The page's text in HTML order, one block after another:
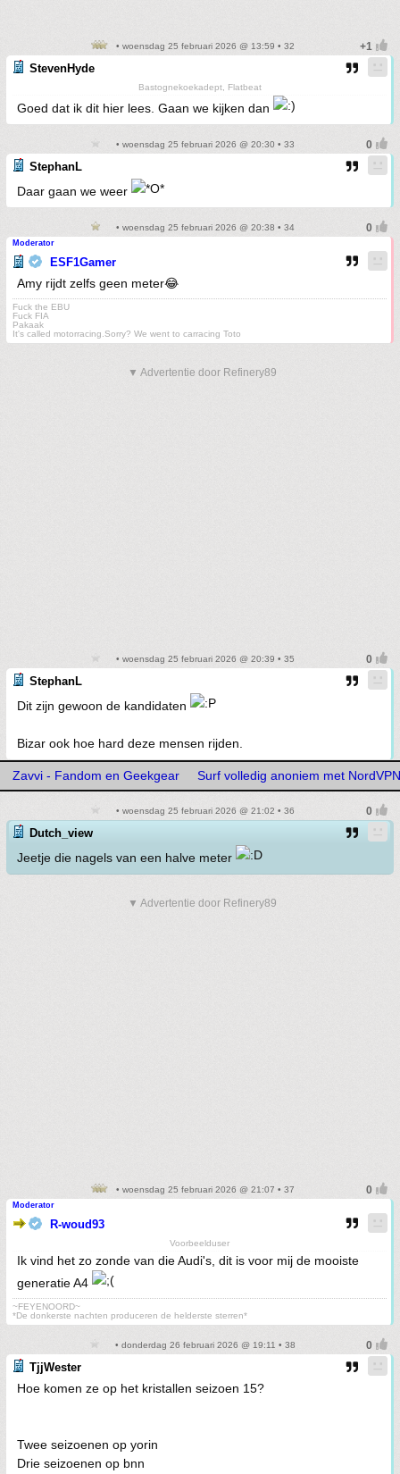
• woensdag 25 februari 2026 @ 13:59 • 32
StevenHyde
Bastognekoekadept, Flatbeat
Goed dat ik dit hier lees. Gaan we kijken dan
• woensdag 25 februari 2026 @ 20:30 • 33
StephanL
Daar gaan we weer
• woensdag 25 februari 2026 @ 20:38 • 34
Moderator
ESF1Gamer
Amy rijdt zelfs geen meter😂
Fuck the EBU
Fuck FIA
Pakaak
It's called motorracing.Sorry? We went to carracing Toto
▼ Advertentie door Refinery89
• woensdag 25 februari 2026 @ 20:39 • 35
StephanL
Dit zijn gewoon de kandidaten
Bizar ook hoe hard deze mensen rijden.
Zavvi - Fandom en Geekgear Surf volledig anoniem met NordVPN
• woensdag 25 februari 2026 @ 21:02 • 36
Dutch_view
Jeetje die nagels van een halve meter
▼ Advertentie door Refinery89
• woensdag 25 februari 2026 @ 21:07 • 37
Moderator
R-woud93
Voorbeelduser
Ik vind het zo zonde van die Audi's, dit is voor mij de mooiste
generatie A4
~FEYENOORD~
*De donkerste nachten produceren de helderste sterren*
• donderdag 26 februari 2026 @ 19:11 • 38
TjjWester
Hoe komen ze op het kristallen seizoen 15?
Twee seizoenen op yorin
Drie seizoenen op bnn